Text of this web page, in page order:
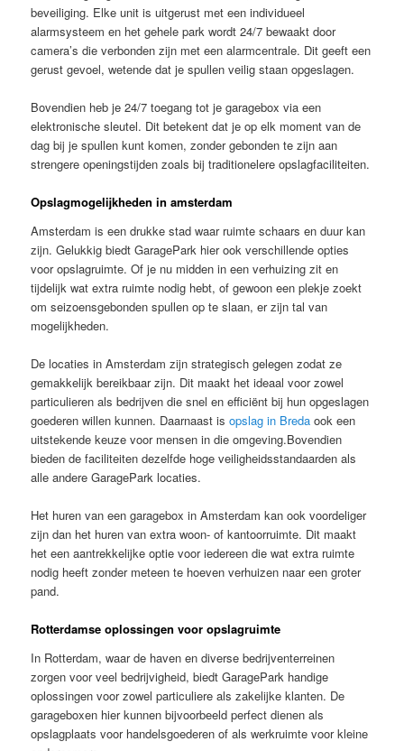
beveiliging. Elke unit is uitgerust met een individueel
alarmsysteem en het gehele park wordt 24/7 bewaakt door
camera’s die verbonden zijn met een alarmcentrale. Dit geeft een
gerust gevoel, wetende dat je spullen veilig staan opgeslagen.
Bovendien heb je 24/7 toegang tot je garagebox via een
elektronische sleutel. Dit betekent dat je op elk moment van de
dag bij je spullen kunt komen, zonder gebonden te zijn aan
strengere openingstijden zoals bij traditionelere opslagfaciliteiten.
Opslagmogelijkheden in amsterdam
Amsterdam is een drukke stad waar ruimte schaars en duur kan
zijn. Gelukkig biedt GaragePark hier ook verschillende opties
voor opslagruimte. Of je nu midden in een verhuizing zit en
tijdelijk wat extra ruimte nodig hebt, of gewoon een plekje zoekt
om seizoensgebonden spullen op te slaan, er zijn tal van
mogelijkheden.
De locaties in Amsterdam zijn strategisch gelegen zodat ze
gemakkelijk bereikbaar zijn. Dit maakt het ideaal voor zowel
particulieren als bedrijven die snel en efficiënt bij hun opgeslagen
goederen willen kunnen. Daarnaast isopslag in Breda ook een
uitstekende keuze voor mensen in die omgeving.Bovendien
bieden de faciliteiten dezelfde hoge veiligheidsstandaarden als
alle andere GaragePark locaties.
Het huren van een garagebox in Amsterdam kan ook voordeliger
zijn dan het huren van extra woon- of kantoorruimte. Dit maakt
het een aantrekkelijke optie voor iedereen die wat extra ruimte
nodig heeft zonder meteen te hoeven verhuizen naar een groter
pand.
Rotterdamse oplossingen voor opslagruimte
In Rotterdam, waar de haven en diverse bedrijventerreinen
zorgen voor veel bedrijvigheid, biedt GaragePark handige
oplossingen voor zowel particuliere als zakelijke klanten. De
garageboxen hier kunnen bijvoorbeeld perfect dienen als
opslagplaats voor handelsgoederen of als werkruimte voor kleine